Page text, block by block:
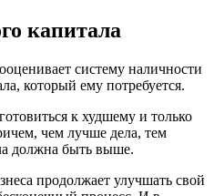
капитала
систему наличности
который ему потребуется.
к худшему и только
чем лучше дела, тем
должна быть выше.
продолжает улучшать свой